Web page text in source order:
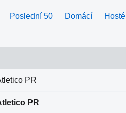
Poslední 50 Domácí Hosté
PR
PR